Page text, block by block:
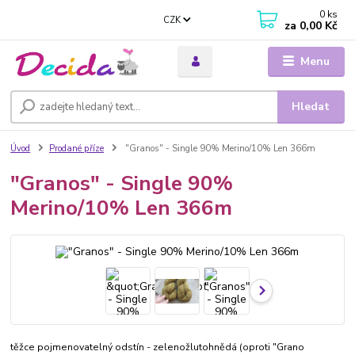
Menu
CZK
Hledat
0 ks
za 0,00 Kč
Úvod Prodané příze "Granos" - Single 90% Merino/10% Len 366m
"Granos" - Single 90%
Merino/10% Len 366m
těžce pojmenovatelný odstín - zelenožlutohnědá (oproti "Grano